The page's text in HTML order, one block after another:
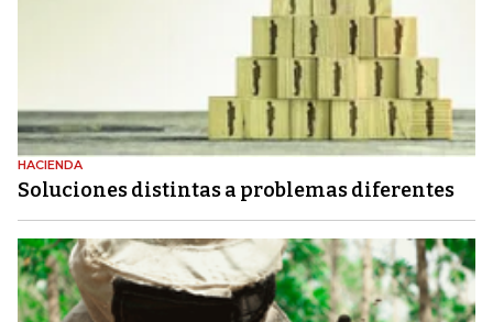
HACIENDA
Soluciones distintas a problemas diferentes